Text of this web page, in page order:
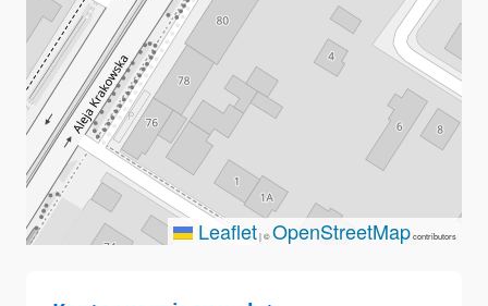
Leaflet|©OpenStreetMapcontributors